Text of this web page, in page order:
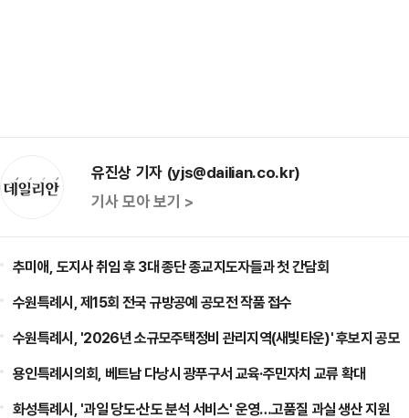
유진상 기자 (yjs@dailian.co.kr)
기사 모아 보기 >
추미애, 도지사 취임 후 3대 종단 종교지도자들과 첫 간담회
수원특례시, 제15회 전국 규방공예 공모전 작품 접수
수원특례시, '2026년 소규모주택정비 관리지역(새빛타운)' 후보지 공모
용인특례시의회, 베트남 다낭시 광푸구서 교육·주민자치 교류 확대
화성특례시, '과일 당도·산도 분석 서비스' 운영…고품질 과실 생산 지원